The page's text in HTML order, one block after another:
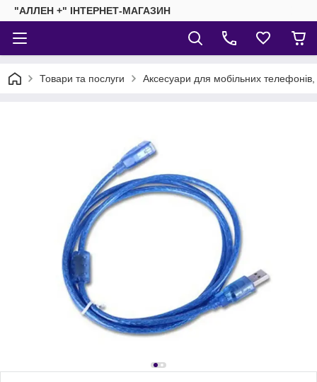
"АЛЛЕН +" ІНТЕРНЕТ-МАГАЗИН
Товари та послуги Аксесуари для мобільних